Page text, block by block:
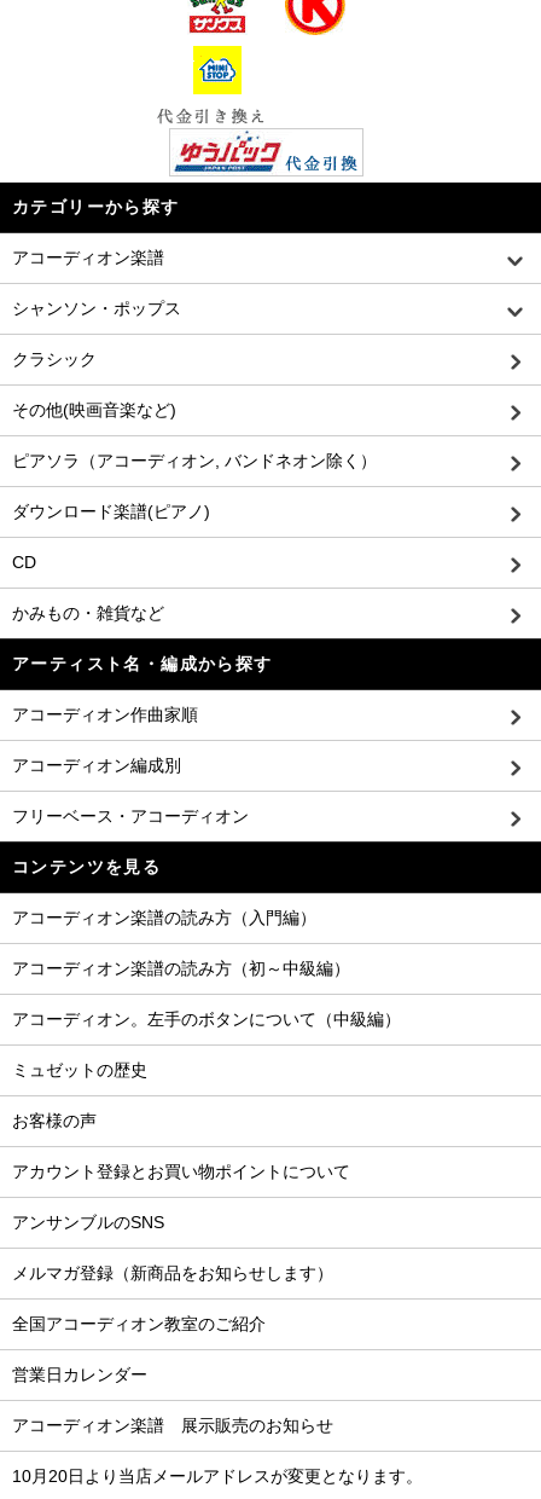
カテゴリーから探す
アコーディオン楽譜
シャンソン・ポップス
クラシック
その他(映画音楽など)
ピアソラ（アコーディオン, バンドネオン除く）
ダウンロード楽譜(ピアノ)
CD
かみもの・雑貨など
アーティスト名・編成から探す
アコーディオン作曲家順
アコーディオン編成別
フリーベース・アコーディオン
コンテンツを見る
アコーディオン楽譜の読み方（入門編）
アコーディオン楽譜の読み方（初～中級編）
アコーディオン。左手のボタンについて（中級編）
ミュゼットの歴史
お客様の声
アカウント登録とお買い物ポイントについて
アンサンブルのSNS
メルマガ登録（新商品をお知らせします）
全国アコーディオン教室のご紹介
営業日カレンダー
アコーディオン楽譜 展示販売のお知らせ
10月20日より当店メールアドレスが変更となります。